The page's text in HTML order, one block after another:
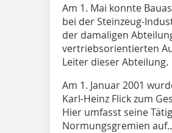
Am 1. Mai konnte
bei der Steinzeug-
der damaligen
vertriebsorientierten
Leiter dieser Abteilung.
Am 1. Januar 2001
Karl-Heinz Flick zum
Hier umfasst seine
Normungsgremien